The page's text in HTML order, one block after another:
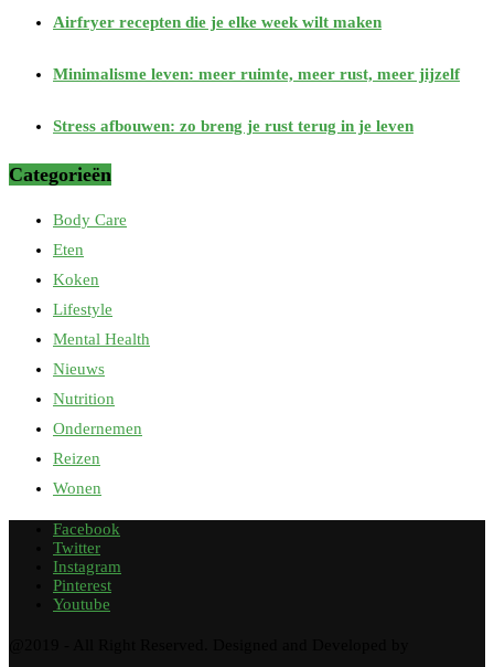
Airfryer recepten die je elke week wilt maken
Minimalisme leven: meer ruimte, meer rust, meer jijzelf
Stress afbouwen: zo breng je rust terug in je leven
Categorieën
Body Care
Eten
Koken
Lifestyle
Mental Health
Nieuws
Nutrition
Ondernemen
Reizen
Wonen
Facebook
Twitter
Instagram
Pinterest
Youtube